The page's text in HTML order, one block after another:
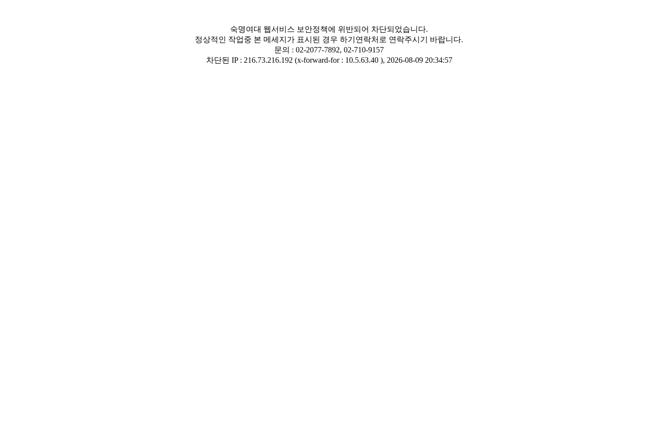
숙명여대 웹서비스 보안정책에 위반되어 차단되었습니다.
정상적인 작업중 본 메세지가 표시된 경우 하기연락처로 연락주시기 바랍니다.
문의 : 02-2077-7892, 02-710-9157
차단된 IP : 216.73.216.192 (x-forward-for : 10.5.63.40 ), 2026-08-09 20:34:57